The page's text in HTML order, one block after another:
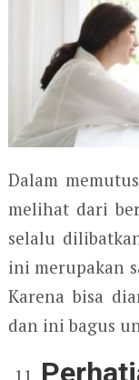
Dalam
melihat dari
selalu
ini merupakan
Karena bisa
dan ini bagus